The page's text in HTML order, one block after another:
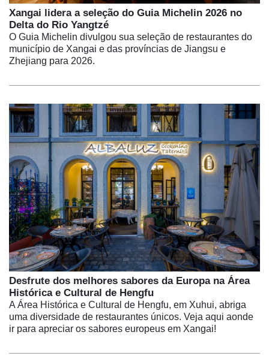
Xangai lidera a seleção do Guia Michelin 2026 no
Delta do Rio Yangtzé
O Guia Michelin divulgou sua seleção de restaurantes do
município de Xangai e das províncias de Jiangsu e
Zhejiang para 2026.
Desfrute dos melhores sabores da Europa na Área
Histórica e Cultural de Hengfu
A Área Histórica e Cultural de Hengfu, em Xuhui, abriga
uma diversidade de restaurantes únicos. Veja aqui aonde
ir para apreciar os sabores europeus em Xangai!